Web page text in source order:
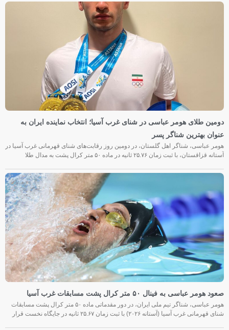
دومین طلای هومر عباسی در شنای غرب آسیا؛ انتخاب نماینده ایران به
عنوان بهترین شناگر پسر
هومر عباسی، شناگر اهل گلستان، در دومین روز رقابت‌های شنای قهرمانی غرب آسیا در
آستانه قزاقستان، با ثبت زمان ۲۵.۷۶ ثانیه در ماده ۵۰ متر کرال پشت به مدال طلا
صعود هومر عباسی به فینال ۵۰ متر کرال پشت مسابقات غرب آسیا
هومر عباسی، شناگر تیم ملی ایران، در دور مقدماتی ماده ۵۰ متر کرال پشت مسابقات
شنای قهرمانی غرب آسیا (آستانه ۲۰۲۶) با ثبت زمان ۲۵.۶۷ ثانیه در جایگاه نخست قرار